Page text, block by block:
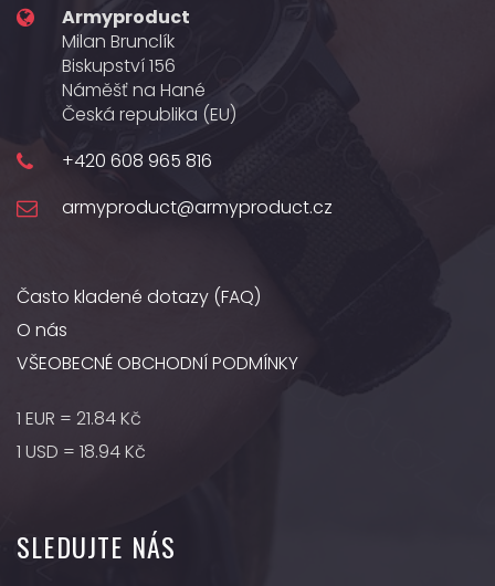
Armyproduct
Milan Brunclík
Biskupství 156
Náměšť na Hané
Česká republika (EU)
+420 608 965 816
armyproduct@armyproduct.cz
Často kladené dotazy (FAQ)
O nás
VŠEOBECNÉ OBCHODNÍ PODMÍNKY
1 EUR = 21.84 Kč
1 USD = 18.94 Kč
SLEDUJTE NÁS